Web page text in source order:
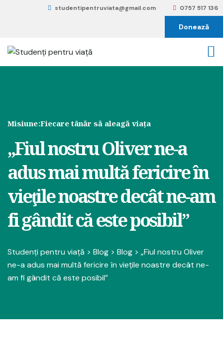
studentipentruviata@gmail.com 0757 517 136
Donează
Misiune:Fiecare tânăr să aleagă viața
„Fiul nostru Oliver ne-a
adus mai multă fericire în
vieţile noastre decât ne-am
fi gândit că este posibil”
Studenți pentru viață > Blog > Blog > „Fiul nostru Oliver
ne-a adus mai multă fericire în vieţile noastre decât ne-
am fi gândit că este posibil”